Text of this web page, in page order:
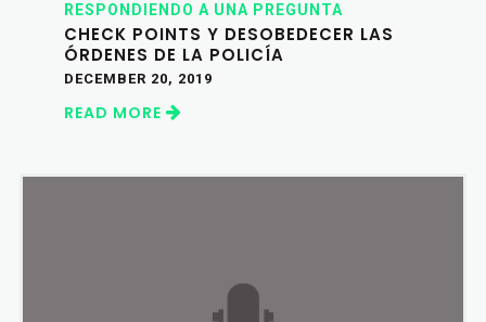
RESPONDIENDO A UNA PREGUNTA
CHECK POINTS Y DESOBEDECER LAS
ÓRDENES DE LA POLICÍA
DECEMBER 20, 2019
READ MORE